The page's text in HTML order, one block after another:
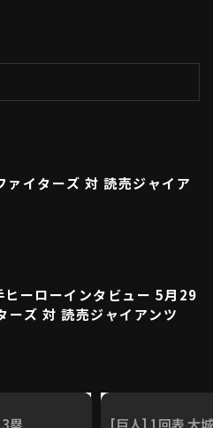
よくある質問
・プレー内容…）
イターズ 対 読売ジャイア
ーローインタビュー 5月29
ーズ 対 読売ジャイアンツ
塁 [巨人] 1回表 大